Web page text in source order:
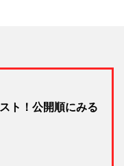
ト！公開順にみる